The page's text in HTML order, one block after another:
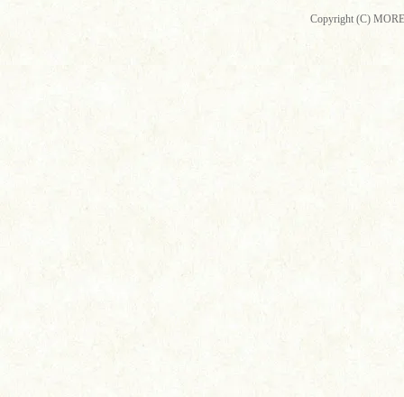
Copyright (C)